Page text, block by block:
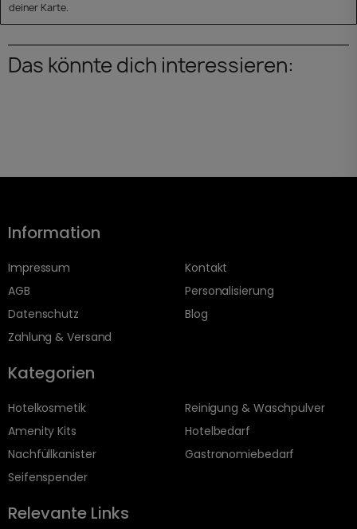
deiner Karte.
Das könnte dich interessieren:
Information
Impressum
AGB
Datenschutz
Zahlung & Versand
Kontakt
Personalisierung
Blog
Kategorien
Hotelkosmetik
Amenity Kits
Nachfüllkanister
Seifenspender
Reinigung & Waschpulver
Hotelbedarf
Gastronomiebedarf
Relevante Links